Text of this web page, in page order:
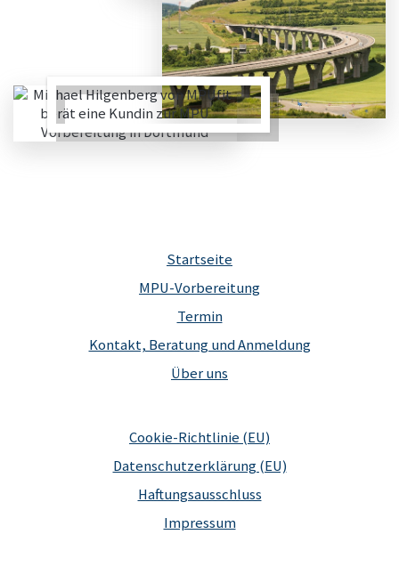
Startseite
MPU-Vorbereitung
Termin
Kontakt, Beratung und Anmeldung
Über uns
Cookie-Richtlinie (EU)
Datenschutzerklärung (EU)
Haftungsausschluss
Impressum